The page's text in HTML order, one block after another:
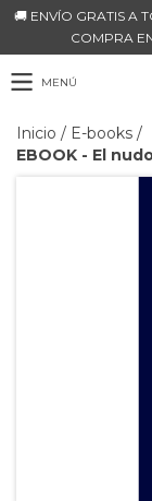
🚚 ENVÍO GRATIS A
COMPRA
MENÚ
Inicio / E-books /
EBOOK - El